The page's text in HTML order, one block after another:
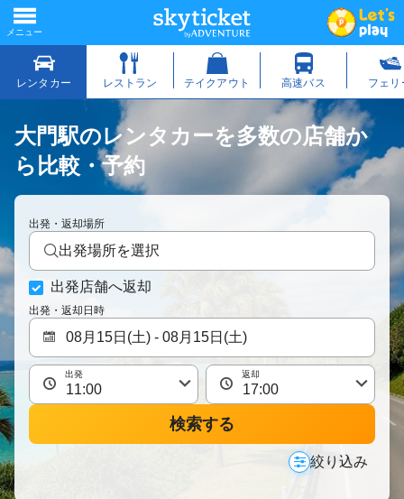
大門駅のレンタカーを多数の店舗か
ら比較・予約
出発・返却場所
出発場所を選択
出発店舗へ返却
出発・返却日時
出発 返却
検索する
絞り込み